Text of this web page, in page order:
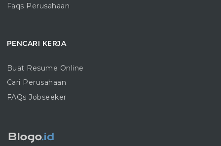
Faqs Perusahaan
PENCARI KERJA
Buat Resume Online
Cari Perusahaan
FAQs Jobseeker